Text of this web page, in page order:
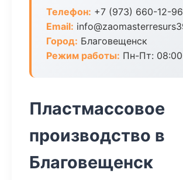
Телефон: +7 (973) 660-12-96
Email:
Город: Благовещенск
Режим работы: Пн-Пт:
Пластмассовое
производство в
Благовещенск